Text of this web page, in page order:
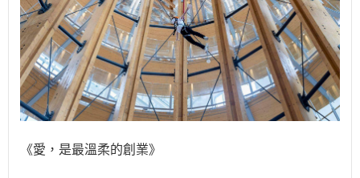
《愛，是最溫柔的創業》